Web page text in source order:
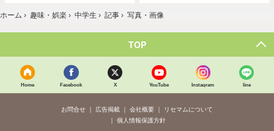
ホーム › 趣味・娯楽 › 中学生 › 記事 › 写真・画像
TOP
Home Facebook X YouTube Instagram line
お問合せ 広告掲載 会社概要
リセマムについて
個人情報保護方針